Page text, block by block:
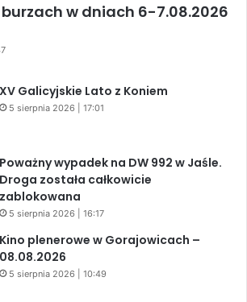
w dniach 6-7.08.2026
XV Galicyjskie Lato z Koniem
5 sierpnia 2026 | 17:01
Poważny wypadek na DW 992 w Jaśle.
Droga została całkowicie
zablokowana
5 sierpnia 2026 | 16:17
Kino plenerowe w Gorajowicach –
08.08.2026
5 sierpnia 2026 | 10:49